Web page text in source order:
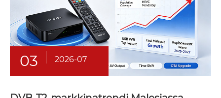
03 2026-07